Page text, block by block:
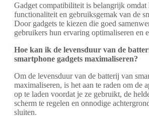
Gadget compatibiliteit is belangrijk omdat
functionaliteit en gebruiksgemak van de
Door gadgets te kiezen die goed
gebruikers hun ervaring optimaliseren en
Hoe kan ik de levensduur van de
smartphone gadgets maximaliseren?
Om de levensduur van de batterij van
maximaliseren, is het aan te raden om de
op te laden voordat je ze gebruikt, de
scherm te regelen en onnodige
sluiten.